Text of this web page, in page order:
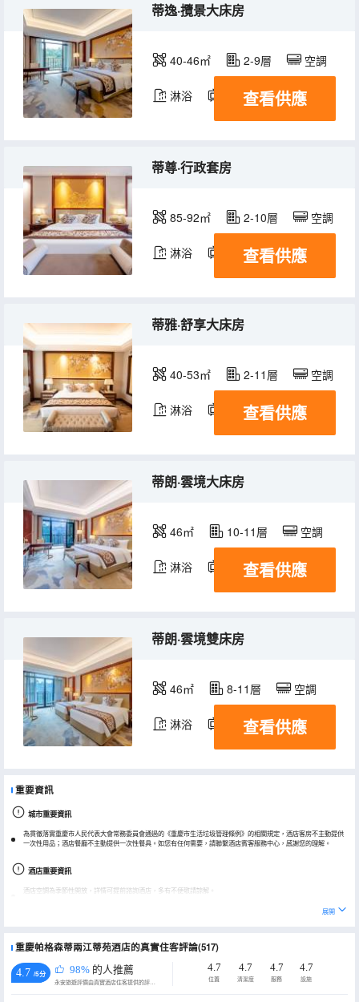
蒂逸·攬景大床房
40-46㎡ 2-9層 空調
淋浴 電視機 冰箱
查看供應
蒂尊·行政套房
85-92㎡ 2-10層 空調
淋浴 電視機 冰箱
查看供應
蒂雅·舒享大床房
40-53㎡ 2-11層 空調
淋浴 電視機 冰箱
查看供應
蒂朗·雲境大床房
46㎡ 10-11層 空調
淋浴 電視機 冰箱
查看供應
蒂朗·雲境雙床房
46㎡ 8-11層 空調
淋浴 電視機 冰箱
查看供應
重要資訊
城市重要資訊
為貫徹落實重慶市人民代表大會常務委員會通過的《重慶市生活垃圾管理條例》的相關規定，酒店客房不主動提供
一次性用品；酒店餐廳不主動提供一次性餐具。如您有任何需要，請聯繫酒店賓客服務中心，感謝您的理解。
酒店重要資訊
酒店空調為季節性開放，詳情可提前諮詢酒店，多有不便敬請諒解。
展開
重慶帕格森蒂兩江蒂苑酒店的真實住客評論(517)
4.7 /5分 98% 的人推薦
永安旅遊評價由真實酒店住客提供的評價。
4.7
位置
4.7
清潔度
4.7
服務
4.7
設施